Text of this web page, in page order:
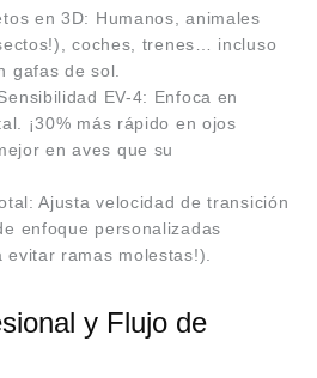
en 3D: Humanos, animales
coches, trenes… incluso
gafas de sol.
EV-4: Enfoca en
¡30% más rápido en ojos
en aves que su
Ajusta velocidad de transición
enfoque personalizadas
evitar ramas molestas!).
y Flujo de